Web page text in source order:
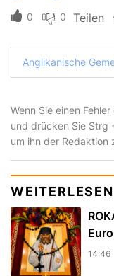
0 0 Teilen
Anglikanische
Wenn Sie einen
und drücken Sie Strg
um ihn der Redaktion
WEITERLESEN
14:46